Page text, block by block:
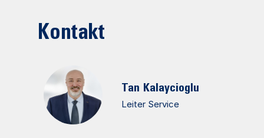
Kontakt
Tan Kalaycioglu
Leiter Service